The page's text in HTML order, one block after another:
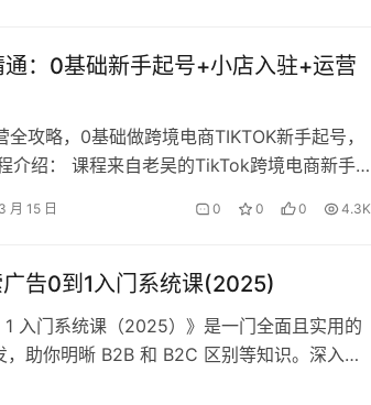
：0基础新手起号+小店入驻+运营
攻略，0基础做跨境电商TIKTOK新手起号，
介绍： 课程来自老吴的TikTok跨境电商新手
月 15 日 0 0 0 4.3K
告0到1入门系统课(2025)
入门系统课（2025）》是一门全面且实用的
助你明晰 B2B 和 B2C 区别等知识。深入讲